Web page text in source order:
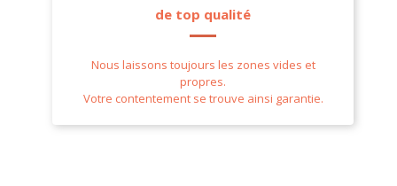
de top qualité
Nous laissons toujours les zones vides et
propres.
Votre contentement se trouve ainsi garantie.